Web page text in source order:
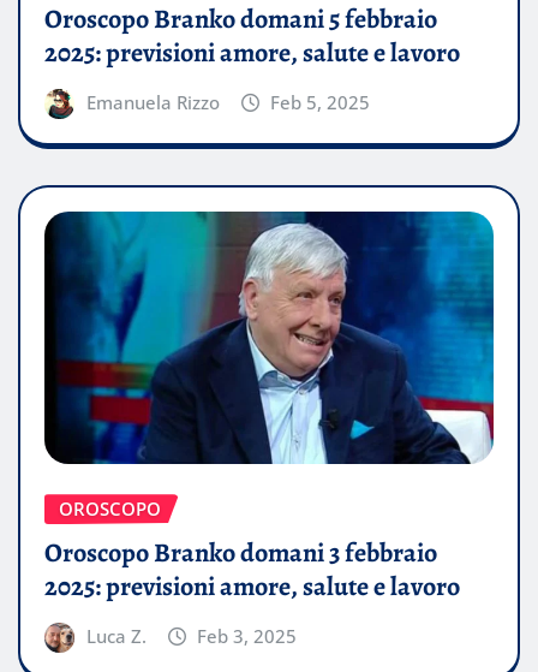
Oroscopo Branko domani 5 febbraio
2025: previsioni amore, salute e lavoro
Emanuela Rizzo Feb 5, 2025
OROSCOPO
Oroscopo Branko domani 3 febbraio
2025: previsioni amore, salute e lavoro
Luca Z. Feb 3, 2025